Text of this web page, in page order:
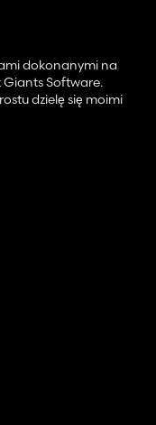
dokonanymi na
Giants Software.
dzielę się moimi
Kramer, czarny,
Kramer, czarny,